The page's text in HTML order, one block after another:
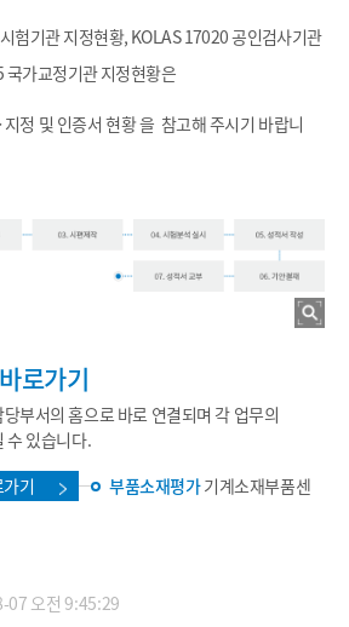
험기관 지정현황, KOLAS 17020 공인검사기관
가교정기관 지정현황은
정 및 인증서 현황 을 참고해 주시기 바랍니
로가기
부서의 홈으로 바로 연결되며 각 업무의
수 있습니다.
기
부품소재평가기계소재부품센
07 오전 9:45:29